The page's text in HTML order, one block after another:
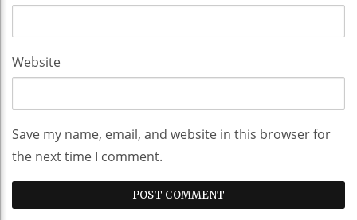
Website
Save my name, email, and website in this browser for
the next time I comment.